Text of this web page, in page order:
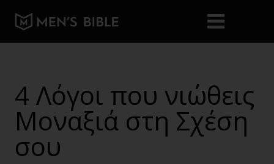
4 Λόγοι που νιώθεις
Μοναξιά στη Σχέση
σου